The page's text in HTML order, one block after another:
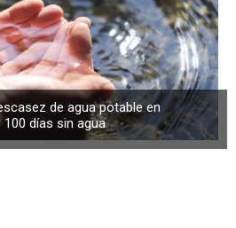
de agua potable en
días sin agua